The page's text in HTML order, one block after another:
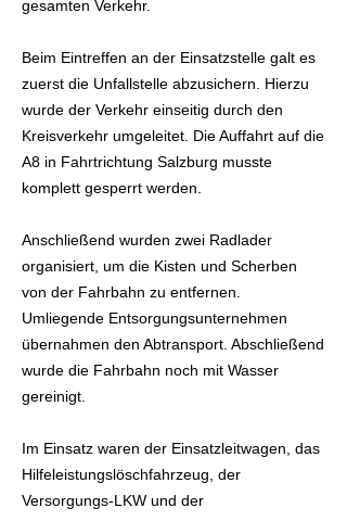
gesamten Verkehr.
Beim Eintreffen an der Einsatzstelle galt es
zuerst die Unfallstelle abzusichern. Hierzu
wurde der Verkehr einseitig durch den
Kreisverkehr umgeleitet. Die Auffahrt auf die
A8 in Fahrtrichtung Salzburg musste
komplett gesperrt werden.
Anschließend wurden zwei Radlader
organisiert, um die Kisten und Scherben
von der Fahrbahn zu entfernen.
Umliegende Entsorgungsunternehmen
übernahmen den Abtransport. Abschließend
wurde die Fahrbahn noch mit Wasser
gereinigt.
Im Einsatz waren der Einsatzleitwagen, das
Hilfeleistungslöschfahrzeug, der
Versorgungs-LKW und der